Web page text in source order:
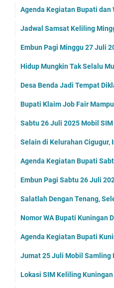
Agenda Kegiatan Bupati dan
Jadwal Samsat Keliling
Embun Pagi Minggu 27 Juli
Hidup Mungkin Tak Selalu
Desa Benda Jadi Tempat
Bupati Klaim Job Fair
Sabtu 26 Juli 2025 Mobil
Selain di Kelurahan Cigugur,
Agenda Kegiatan Bupati
Embun Pagi Sabtu 26 Juli
Salatlah Dengan Tenang,
Nomor WA Bupati Kuningan
Agenda Kegiatan Bupati
Jumat 25 Juli Mobil Samling
Lokasi SIM Keliling